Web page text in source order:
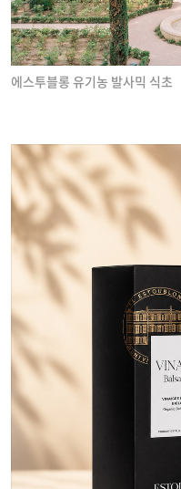
에스투블롱 유기농 발사믹 식초